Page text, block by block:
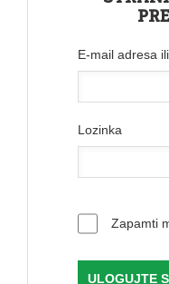
E-mail adresa
Lozinka
Zapamti